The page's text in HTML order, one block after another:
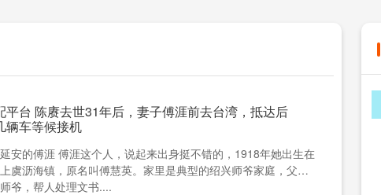
平台 陈赓去世31年后，妻子傅涯前去台湾，抵达后
辆车等候接机
安的傅涯 傅涯这个人，说起来出身挺不错的，1918年她出生在
虞沥海镇，原名叫傅慧英。家里是典型的绍兴师爷家庭，父亲
爷，帮人处理文书....